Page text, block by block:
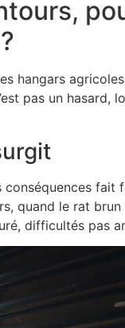
hangars
pas un hasard,
conséquences fait
quand le rat
difficultés pas